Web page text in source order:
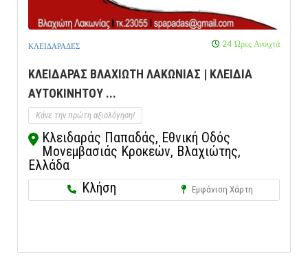
ΚΛΕΙΔΑΡΑΔΕΣ 24 Ώρες Ανοιχτά
ΚΛΕΙΔΑΡΑΣ ΒΛΑΧΙΩΤΗ ΛΑΚΩΝΙΑΣ | ΚΛΕΙΔΙΑ
ΑΥΤΟΚΙΝΗΤΟΥ ...
Κάνε την πρώτη αξιολόγηση!
Κλειδαράς Παπαδάς, Εθνική Οδός
Μονεμβασιάς Κροκεών, Βλαχιώτης,
Ελλάδα
Κλήση
Εμφάνιση Χάρτη